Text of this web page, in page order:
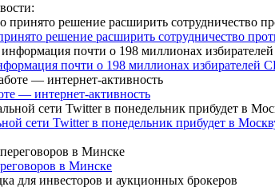
решение расширить сотрудничество
почти о 198 миллионах избирателей
— интернет-активность
сети Twitter в понедельник прибудет в
в Минске